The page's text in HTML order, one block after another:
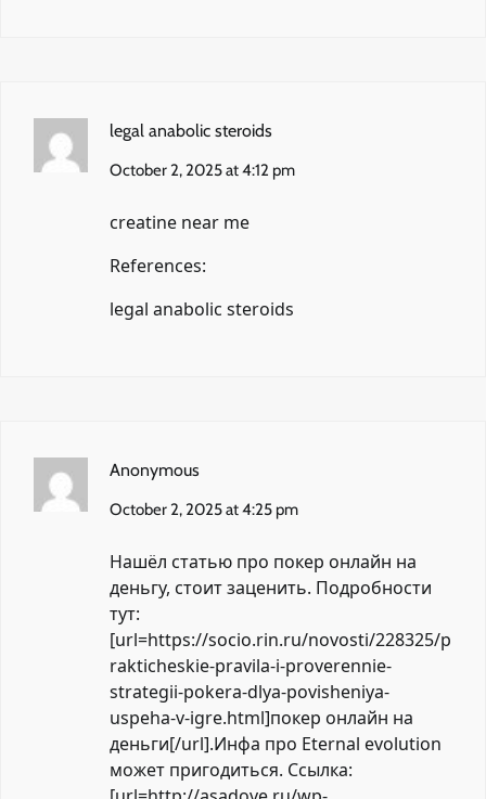
legal anabolic steroids
October 2, 2025 at 4:12 pm
creatine near me
References:
legal anabolic steroids
Anonymous
October 2, 2025 at 4:25 pm
Нашёл статью про покер онлайн на
деньгу, стоит заценить. Подробности
тут:
[url=https://socio.rin.ru/novosti/228325/p
rakticheskie-pravila-i-proverennie-
strategii-pokera-dlya-povisheniya-
uspeha-v-igre.html]покер онлайн на
деньги[/url].Инфа про Eternal evolution
может пригодиться. Ссылка: